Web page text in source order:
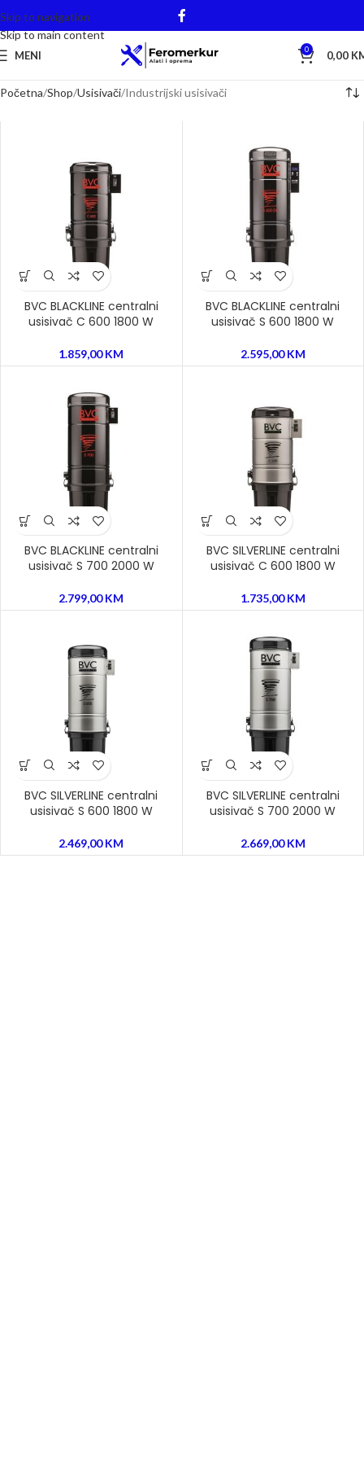
Skip to navigation
Skip to main content
MENI 0 0,00
Početna Shop Usisivači Industrijski usisivači
BVC BLACKLINE centralni
usisivač C 600 1800 W
1.859,00KM
BVC BLACKLINE centralni
usisivač S 600 1800 W
2.595,00KM
BVC BLACKLINE centralni
usisivač S 700 2000 W
2.799,00KM
BVC SILVERLINE centralni
usisivač C 600 1800 W
1.735,00KM
BVC SILVERLINE centralni
usisivač S 600 1800 W
2.469,00KM
BVC SILVERLINE centralni
usisivač S 700 2000 W
2.669,00KM